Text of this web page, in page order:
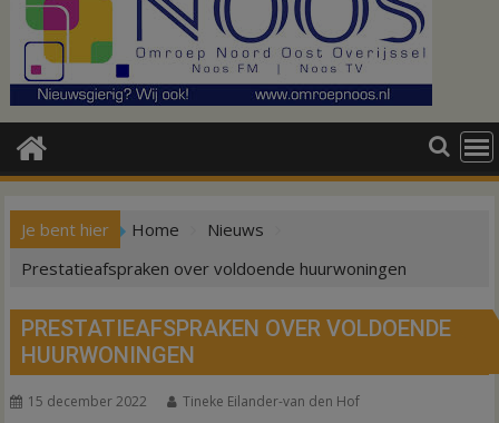
Je bent hier Home
Nieuws
Prestatieafspraken over voldoende huurwoningen
PRESTATIEAFSPRAKEN OVER VOLDOENDE
HUURWONINGEN
15 december 2022 Tineke Eilander-van den Hof